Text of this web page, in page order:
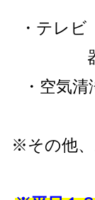
・テレ
・空気
※その他、